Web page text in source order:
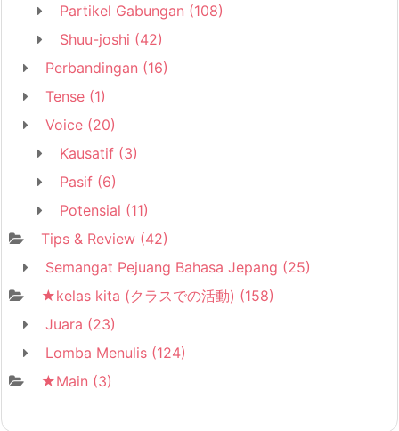
Partikel Gabungan (108)
Shuu-joshi (42)
Perbandingan (16)
Tense (1)
Voice (20)
Kausatif (3)
Pasif (6)
Potensial (11)
Tips & Review (42)
Semangat Pejuang Bahasa Jepang (25)
★kelas kita (クラスでの活動) (158)
Juara (23)
Lomba Menulis (124)
★Main (3)